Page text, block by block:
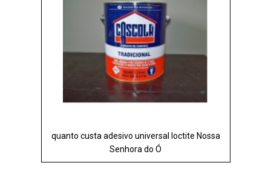
quanto custa adesivo universal loctite Nossa
Senhora do Ó